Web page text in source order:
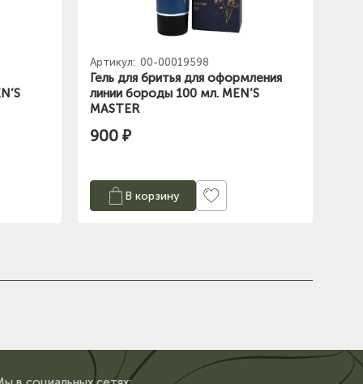
Артикул: 00-00019598
Гель для бритья для оформления
линии бороды 100 мл. MEN’S
MASTER
900 ₽
В корзину